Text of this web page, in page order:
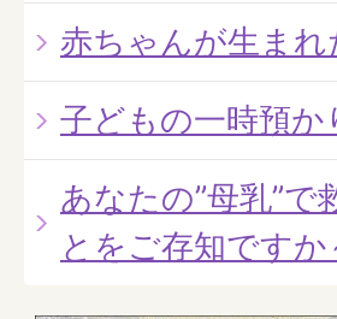
赤ちゃんが生まれ
子どもの一時預か
あなたの”母乳”
とをご存知です